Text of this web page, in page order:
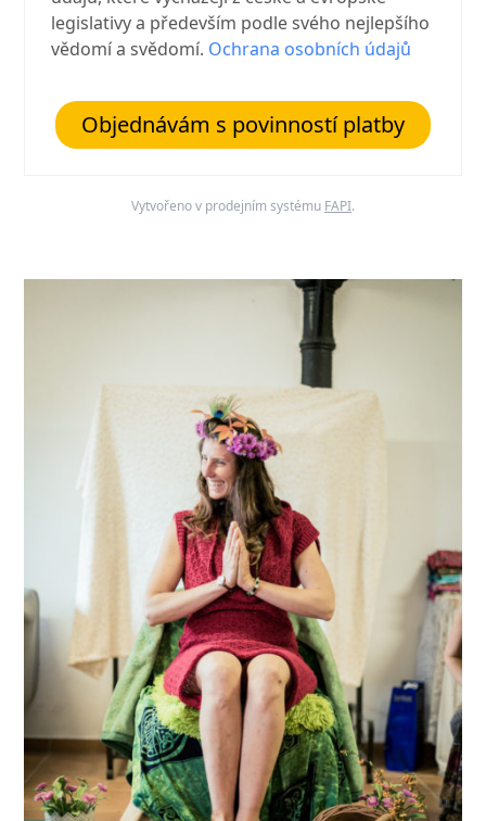
legislativy a především podle svého nejlepšího
vědomí a svědomí. Ochrana osobních údajů
Objednávám s povinností platby
Vytvořeno v prodejním systému FAPI.